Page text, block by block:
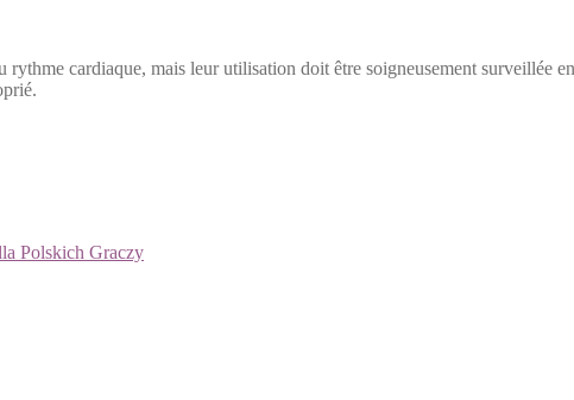
car­diaque, mais leur util­i­sa­tion doit être soigneuse­ment sur­veil­lée
Polskich Graczy